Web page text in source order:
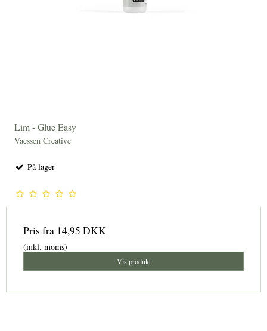
Lim - Glue Easy
Vaessen Creative
På lager
Pris fra 14,95 DKK
(inkl. moms)
Vis produkt